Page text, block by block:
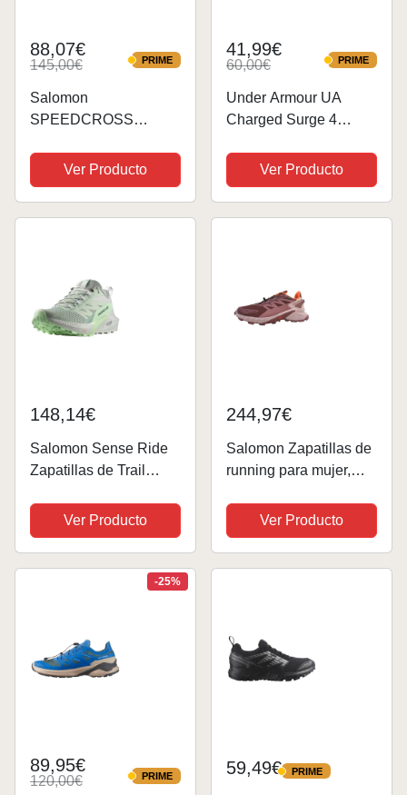
88,07€
145,00€ PRIME
PRIME
Salomon
SPEEDCROSS
senderismo, Mujer
Ver Producto
41,99€
60,00€ PRIME
PRIME
Under Armour UA
Charged Surge 4
Hombre, Castlerock
Red Red, 45 EU
Ver Producto
148,14€
Salomon Sense Ride
Zapatillas de Trail
Amortiguación y
respuesta, Agarre
versátil, Pala ligera,
Ver Producto
244,97€
Salomon Zapatillas de
running para mujer,
Ver Producto
-25%
89,95€
120,00€ PRIME
PRIME
59,49€ PRIME
PRIME